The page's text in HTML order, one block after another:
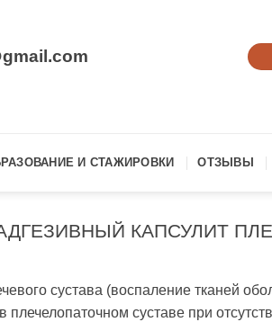
И СТАЖИРОВКИ ОТЗЫВЫ
КАПСУЛИТ
сустава (воспаление тканей
плечелопаточном суставе при